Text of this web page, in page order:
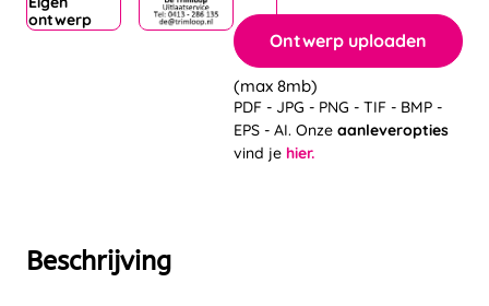
Beschrijving
ontwerp
Ontwerp uploaden
(max 8mb)
PDF - JPG - PNG - TIF - BMP -
EPS - AI. Onze aanleveropties
vind je hier.